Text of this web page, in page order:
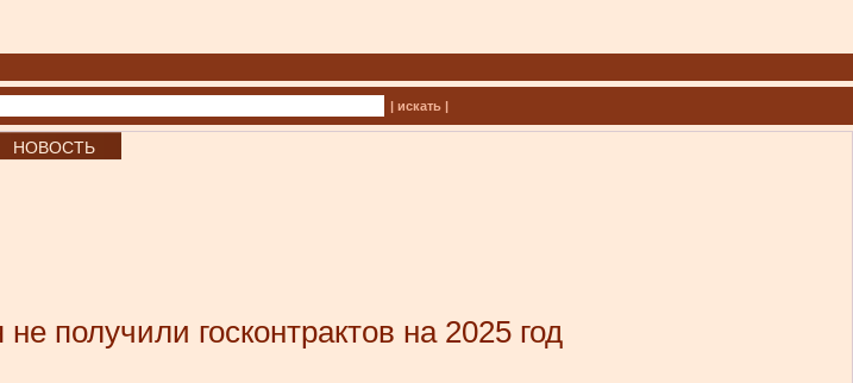
| искать |
НОВОСТЬ
получили госконтрактов на 2025 год